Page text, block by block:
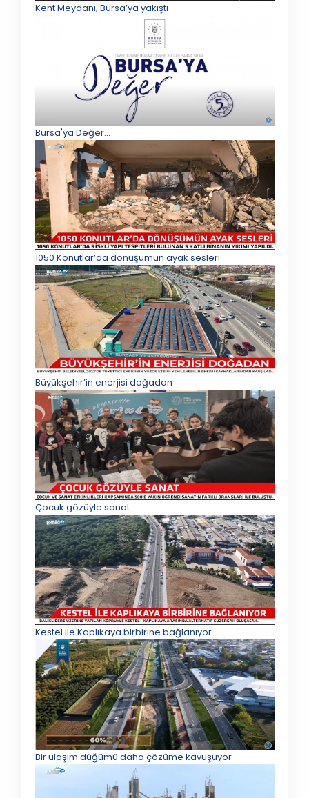
Kent Meydanı, Bursa’ya yakıştı
Bursa'ya Değer...
1050 Konutlar’da dönüşümün ayak sesleri
Büyükşehir’in enerjisi doğadan
Çocuk gözüyle sanat
Kestel ile Kaplıkaya birbirine bağlanıyor
Bir ulaşım düğümü daha çözüme kavuşuyor